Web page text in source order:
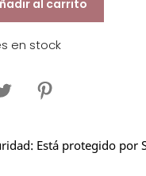
al carrito
en stock
Está protegido por